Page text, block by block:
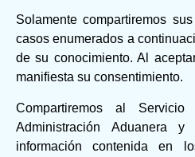
Solamente compartiremos
casos enumerados a
de su conocimiento. Al
manifiesta su consentimiento.
Compartiremos al
Administración Aduanera y
información contenida en